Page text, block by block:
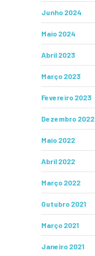
Junho 2024
Maio 2024
Abril 2023
Março 2023
Fevereiro 2023
Dezembro 2022
Maio 2022
Abril 2022
Março 2022
Outubro 2021
Março 2021
Janeiro 2021